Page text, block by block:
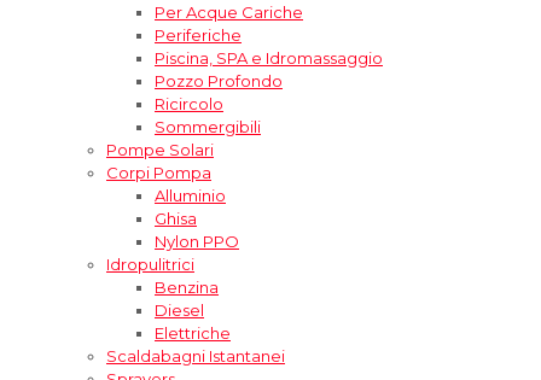
Per Acque Cariche
Periferiche
Piscina, SPA e Idromassaggio
Pozzo Profondo
Ricircolo
Sommergibili
Pompe Solari
Corpi Pompa
Alluminio
Ghisa
Nylon PPO
Idropulitrici
Benzina
Diesel
Elettriche
Scaldabagni Istantanei